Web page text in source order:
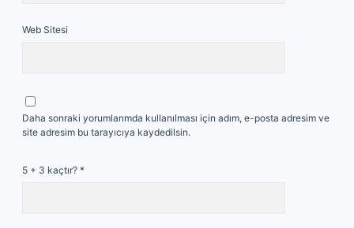
Web Sitesi
Daha sonraki yorumlarımda kullanılması için adım, e-posta adresim ve
site adresim bu tarayıcıya kaydedilsin.
5 + 3 kaçtır? *